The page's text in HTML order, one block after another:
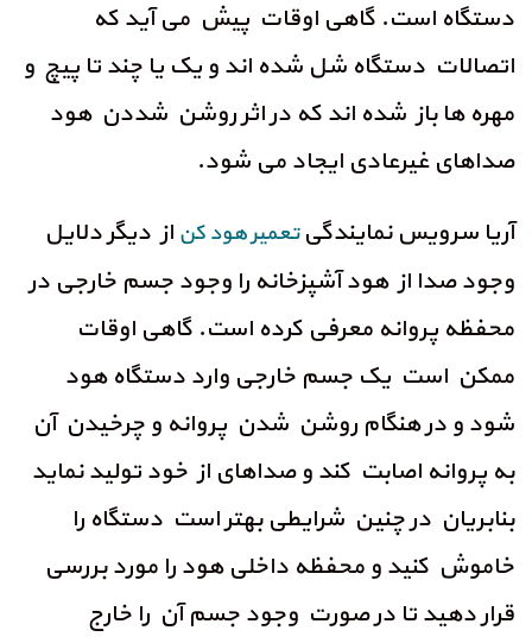
دستگاه است. گاهی اوقات پیش می آید که
اتصالات دستگاه شل شده اند و یک یا چند تا پیچ و
مهره ها باز شده اند که در اثر روشن شددن هود
صداهای غیرعادی ایجاد می شود.
آریا سرویس نمایندگیتعمیر هود کن از دیگر دلایل
وجود صدا از هود آشپزخانه را وجود جسم خارجی در
محفظه پروانه معرفی کرده است. گاهی اوقات
ممکن است یک جسم خارجی وارد دستگاه هود
شود و در هنگام روشن شدن پروانه و چرخیدن آن
به پروانه اصابت کند و صداهای از خود تولید نماید
بنابریان در چنین شرایطی بهتر است دستگاه را
خاموش کنید و محفظه داخلی هود را مورد بررسی
قرار دهید تا در صورت وجود جسم آن را خارج